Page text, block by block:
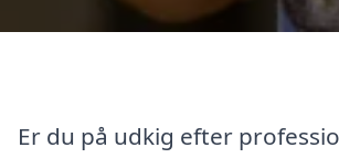
Er du på udkig efter